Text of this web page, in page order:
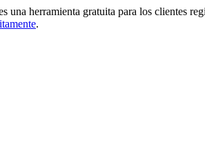
una herramienta gratuita para los clientes
.